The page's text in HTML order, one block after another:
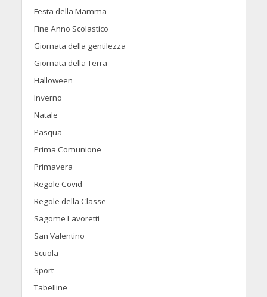
Festa della Mamma
Fine Anno Scolastico
Giornata della gentilezza
Giornata della Terra
Halloween
Inverno
Natale
Pasqua
Prima Comunione
Primavera
Regole Covid
Regole della Classe
Sagome Lavoretti
San Valentino
Scuola
Sport
Tabelline